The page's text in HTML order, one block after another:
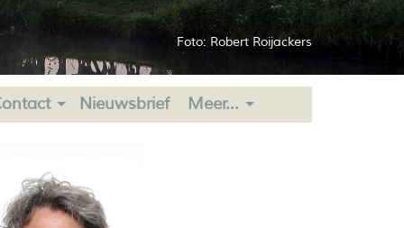
Nieuwsbrief Meer...
Foto: Robert Roijackers